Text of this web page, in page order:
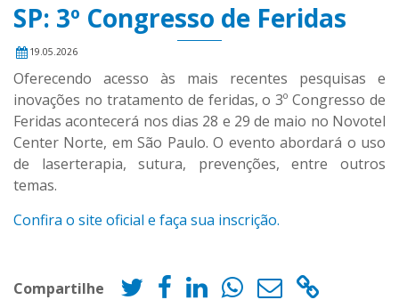
SP: 3º Congresso de Feridas
19.05.2026
Oferecendo acesso às mais recentes pesquisas e
inovações no tratamento de feridas, o 3º Congresso de
Feridas acontecerá nos dias 28 e 29 de maio no Novotel
Center Norte, em São Paulo. O evento abordará o uso
de laserterapia, sutura, prevenções, entre outros
temas.
Confira o site oficial e faça sua inscrição.
Compartilhe